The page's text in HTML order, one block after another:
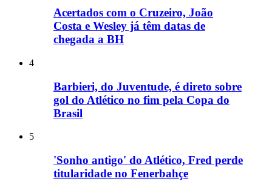
Acertados com o Cruzeiro, João
Costa e Wesley já têm datas de
chegada a BH
4
Barbieri, do Juventude, é direto sobre
gol do Atlético no fim pela Copa do
Brasil
5
'Sonho antigo' do Atlético, Fred perde
titularidade no Fenerbahçe